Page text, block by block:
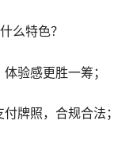
么特色？
验感更胜一筹；
牌照，合规合法；